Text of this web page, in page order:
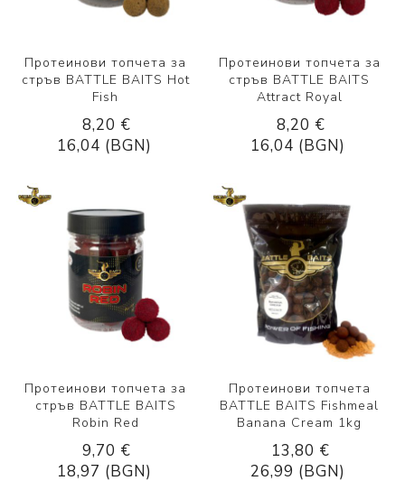
Протеинови топчета за
стръв BATTLE BAITS Hot
Fish
8,20 €
16,04 (BGN)
Протеинови топчета за
стръв BATTLE BAITS
Attract Royal
8,20 €
16,04 (BGN)
Протеинови топчета за
стръв BATTLE BAITS
Robin Red
9,70 €
18,97 (BGN)
Протеинови топчета
BATTLE BAITS Fishmeal
Banana Cream 1kg
13,80 €
26,99 (BGN)